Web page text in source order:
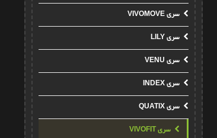
سری VIVOMOVE
سری LILY
سری VENU
سری INDEX
سری QUATIX
سری VIVOFIT